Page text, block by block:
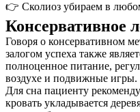
👉 Сколиоз убираем в
Консервативное
Говоря о консервативном
залогом успеха также
полноценное питание,
воздухе и подвижные игры.
Для сна пациенту
кровать укладывается